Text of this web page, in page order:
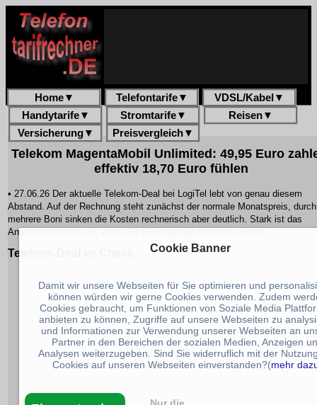
Home▼ Telefontarife▼ VDSL/Kabel ▼
Handytarife▼ Stromtarife▼ Reisen▼
Versicherung▼ Preisvergleich▼
Telekom MagentaMobil Unlimited: 49,95 Euro
effektiv 18,70 Euro fühlen
• 27.06.26 Der aktuelle Telekom-Deal bei LogiTel lebt von genau diesem
Abstand. Auf der Rechnung steht zunächst der normale Monatspreis, durch
mehrere Boni sinken die Kosten rechnerisch aber deutlich. Stark ist das
Angebot trotzdem nur, wenn alle Bedingungen beachtet werden.
Telekom-Deal im Check Cookie Banner
Damit wir unsere Webseiten für Sie optimieren und
können würden wir gerne Cookies verwenden. Zudem
Cookies gebraucht, um Funktionen von Soziale Media
anbieten zu können, Zugriffe auf unsere Webseiten zu
und Informationen zur Verwendung unserer Webseiten an
Partner in den Bereichen der sozialen Medien, Anzeigen
Analysen weiterzugeben. Sind Sie widerruflich mit der
Cookies auf unseren Webseiten einverstanden?(mehr